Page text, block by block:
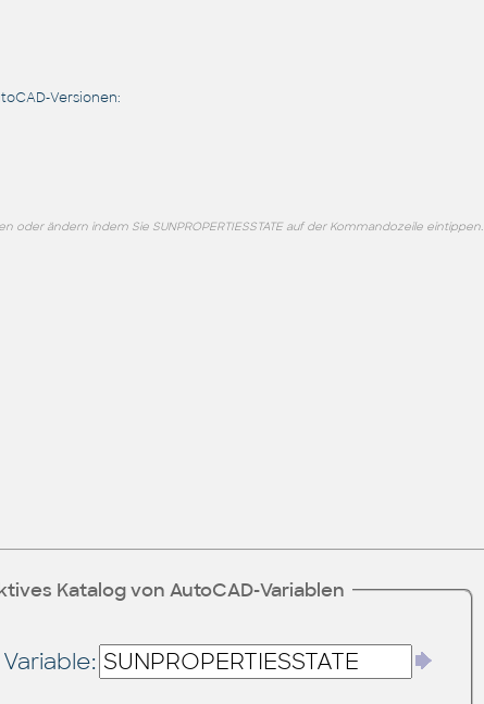
Versionen:
oder ändern indem Sie SUNPROPERTIESSTATE auf der Kommandozeile eintippen.
Katalog von AutoCAD-Variablen
Variable: